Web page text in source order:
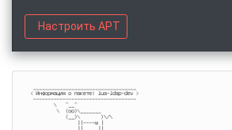
Настроить APT